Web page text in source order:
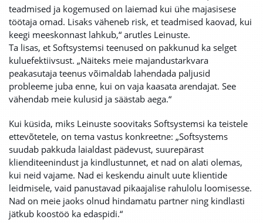
teadmised ja kogemused on laiemad kui ühe majasisese
töötaja omad. Lisaks väheneb risk, et teadmised kaovad, kui
keegi meeskonnast lahkub,“ arutles Leinuste.
Ta lisas, et Softsystemsi teenused on pakkunud ka selget
kuluefektiivsust. „Näiteks meie majandustarkvara
peakasutaja teenus võimaldab lahendada paljusid
probleeme juba enne, kui on vaja kaasata arendajat. See
vähendab meie kulusid ja säästab aega.“
Kui küsida, miks Leinuste soovitaks Softsystemsi ka teistele
ettevõtetele, on tema vastus konkreetne: „Softsystems
suudab pakkuda laialdast pädevust, suurepärast
klienditeenindust ja kindlustunnet, et nad on alati olemas,
kui neid vajame. Nad ei keskendu ainult uute klientide
leidmisele, vaid panustavad pikaajalise rahulolu loomisesse.
Nad on meie jaoks olnud hindamatu partner ning kindlasti
jätkub koostöö ka edaspidi.“